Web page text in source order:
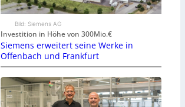
Bild: Siemens AG
Investition in Höhe von 300Mio.€
Siemens erweitert seine Werke in
Offenbach und Frankfurt